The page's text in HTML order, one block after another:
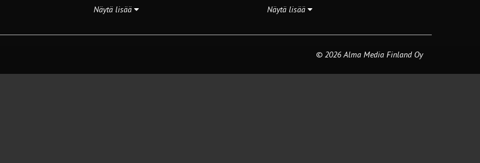
Näytä lisää
Näytä lisää
© 2026 Alma Media Finland Oy